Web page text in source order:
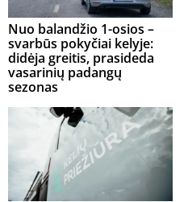
Nuo balandžio 1-osios –
svarbūs pokyčiai kelyje:
didėja greitis, prasideda
vasarinių padangų
sezonas